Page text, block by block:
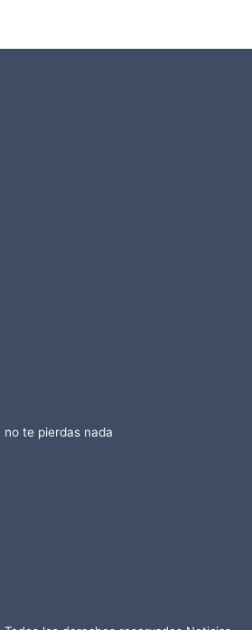
no te pierdas nada